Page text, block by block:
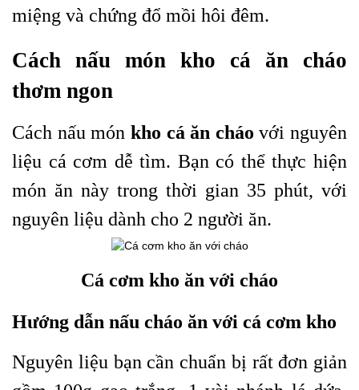
miệng và chứng đổ mồi hôi đêm.
Cách nấu món kho cá ăn cháo
thơm ngon
Cách nấu món kho cá ăn cháo với nguyên
liệu cá cơm dễ tìm. Bạn có thể thực hiện
món ăn này trong thời gian 35 phút, với
nguyên liệu dành cho 2 người ăn.
Cá cơm kho ăn với cháo
Hướng dẫn nấu cháo ăn với cá cơm kho
Nguyên liệu bạn cần chuẩn bị rất đơn giản